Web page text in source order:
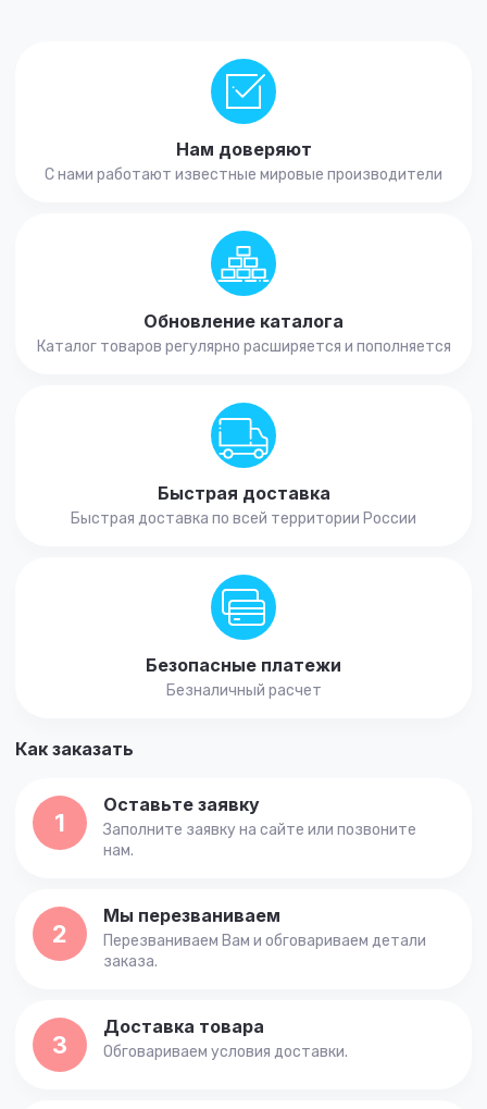
Нам доверяют
С нами работают известные мировые производители
Обновление каталога
Каталог товаров регулярно расширяется и пополняется
Быстрая доставка
Быстрая доставка по всей территории России
Безопасные платежи
Безналичный расчет
Как заказать
1
Оставьте заявку
Заполните заявку на сайте или позвоните
нам.
2
Мы перезваниваем
Перезваниваем Вам и обговариваем детали
заказа.
3
Доставка товара
Обговариваем условия доставки.